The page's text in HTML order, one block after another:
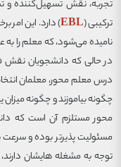
تجربه، نقش تسهیل‌کننده و
ترکیبی (EBL) دارد. این امر
نامیده می‌شود، که معلم را
در حالی که دانشجویان نقش
درس معلم محور، معلمان
چگونه بیاموزند و چگونه میزان
محور مستلزم آن است که
مسئولیت پذیرتر بوده و
توجه به مشغله هایشان